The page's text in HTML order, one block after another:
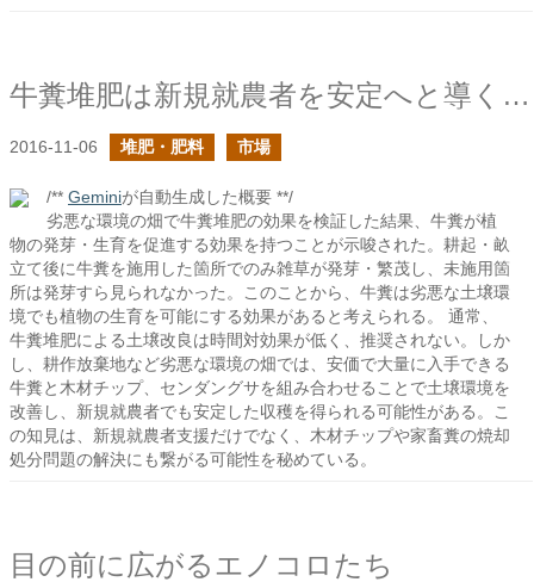
牛糞堆肥は新規就農者を安定へと導くはず
2016-11-06 堆肥・肥料 市場
/** Geminiが自動生成した概要 **/
劣悪な環境の畑で牛糞堆肥の効果を検証した結果、牛糞が植
物の発芽・生育を促進する効果を持つことが示唆された。耕起・畝
立て後に牛糞を施用した箇所でのみ雑草が発芽・繁茂し、未施用箇
所は発芽すら見られなかった。このことから、牛糞は劣悪な土壌環
境でも植物の生育を可能にする効果があると考えられる。 通常、
牛糞堆肥による土壌改良は時間対効果が低く、推奨されない。しか
し、耕作放棄地など劣悪な環境の畑では、安価で大量に入手できる
牛糞と木材チップ、センダングサを組み合わせることで土壌環境を
改善し、新規就農者でも安定した収穫を得られる可能性がある。こ
の知見は、新規就農者支援だけでなく、木材チップや家畜糞の焼却
処分問題の解決にも繋がる可能性を秘めている。
目の前に広がるエノコロたち